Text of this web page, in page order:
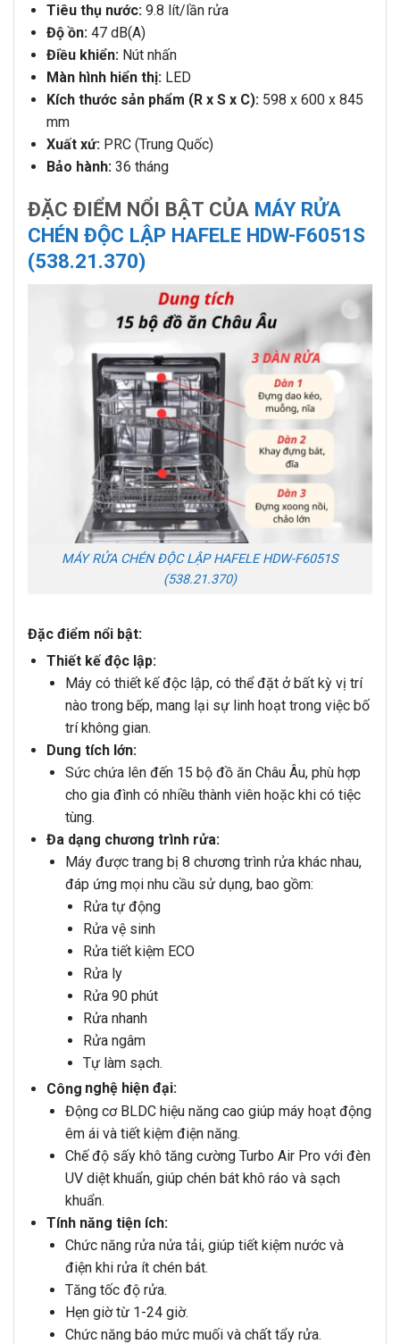
Tiêu thụ nước:9.8 lít/lần rửa
Độ ồn:47 dB(A)
Điều khiển:Nút nhấn
Màn hình hiển thị:LED
Kích thước sản phẩm (R x S x C):598 x 600 x 845
mm
Xuất xứ:PRC (Trung Quốc)
Bảo hành:36 tháng
ĐẶC ĐIỂM NỔI BẬT CỦA MÁY RỬA
CHÉN ĐỘC LẬP HAFELE HDW-F6051S
(538.21.370)
MÁY RỬA CHÉN ĐỘC LẬP HAFELE HDW-F6051S
(538.21.370)
Đặc điểm nổi bật:
Thiết kế độc lập:
Máy có thiết kế độc lập, có thể đặt ở bất kỳ vị trí
nào trong bếp, mang lại sự linh hoạt trong việc bố
trí không gian.
Dung tích lớn:
Sức chứa lên đến 15 bộ đồ ăn Châu Âu, phù hợp
cho gia đình có nhiều thành viên hoặc khi có tiệc
tùng.
Đa dạng chương trình rửa:
Máy được trang bị 8 chương trình rửa khác nhau,
đáp ứng mọi nhu cầu sử dụng, bao gồm:
Rửa tự động
Rửa vệ sinh
Rửa tiết kiệm ECO
Rửa ly
Rửa 90 phút
Rửa nhanh
Rửa ngâm
Tự làm sạch.
Công nghệ hiện đại:
Động cơ BLDC hiệu năng cao giúp máy hoạt động
êm ái và tiết kiệm điện năng.
Chế độ sấy khô tăng cường Turbo Air Pro với đèn
UV diệt khuẩn, giúp chén bát khô ráo và sạch
khuẩn.
Tính năng tiện ích:
Chức năng rửa nửa tải, giúp tiết kiệm nước và
điện khi rửa ít chén bát.
Tăng tốc độ rửa.
Hẹn giờ từ 1-24 giờ.
Chức năng báo mức muối và chất tẩy rửa.